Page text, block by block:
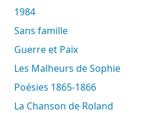
1984
Sans famille
Guerre et Paix
Les Malheurs de Sophie
Poésies 1865-1866
La Chanson de Roland